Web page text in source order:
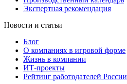
Экспертная рекомендация
Новости и статьи
Блог
О компаниях в игровой форме
Жизнь в компании
ИТ-проекты
Рейтинг работодателей России